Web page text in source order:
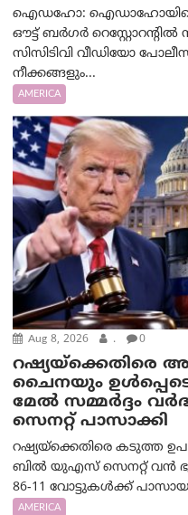
ഐഡഹോ: ഐഡാഹോയിലെ
ഔട്ട് ബർഗർ
സിസിടിവി വീഡിയോ
നീക്കങ്ങളും...
AMERICA
Aug 8, 2026 . 0
റഷ്യയ്‌ക്കെതിരെ
ചൈനയും
മേൽ സമ്മർദ്ദം
സെനറ്റ് പാസാക്കി
റഷ്യയ്‌ക്കെതിരെ കടുത്ത
ബിൽ യുഎസ് സെനറ്റ് വൻ
86-11 വോട്ടുകൾക്ക് പാസായ
AMERICA